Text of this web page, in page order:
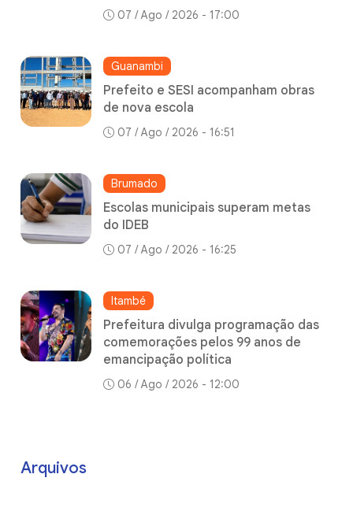
07 / Ago / 2026 - 17:00
Guanambi
Prefeito e SESI acompanham obras
de nova escola
07 / Ago / 2026 - 16:51
Brumado
Escolas municipais superam metas
do IDEB
07 / Ago / 2026 - 16:25
Itambé
Prefeitura divulga programação das
comemorações pelos 99 anos de
emancipação política
06 / Ago / 2026 - 12:00
Arquivos